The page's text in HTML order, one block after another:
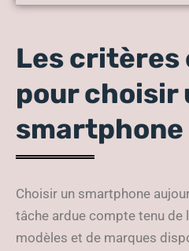
vous tromper
Les critères
pour choisir
smartphone
Choisir un smartphone
tâche ardue compte tenu de
modèles et de marques